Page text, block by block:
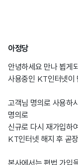
아정당
안녕하세요 만나 뵙게
사용중인 KT인터넷이
고객님 명의로 사용하
명의로
신규로 다시 재가입하
KT인터넷 해지 후 곧
본사에서는 편법 가입